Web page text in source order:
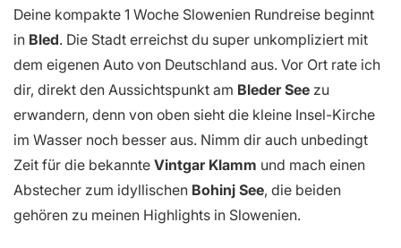
Deine kompakte 1 Woche Slowenien Rundreise beginnt
in Bled. Die Stadt erreichst du super unkompliziert mit
dem eigenen Auto von Deutschland aus. Vor Ort rate ich
dir, direkt den Aussichtspunkt am Bleder See zu
erwandern, denn von oben sieht die kleine Insel-Kirche
im Wasser noch besser aus. Nimm dir auch unbedingt
Zeit für die bekannte Vintgar Klamm und mach einen
Abstecher zum idyllischen Bohinj See, die beiden
gehören zu meinen Highlights in Slowenien.